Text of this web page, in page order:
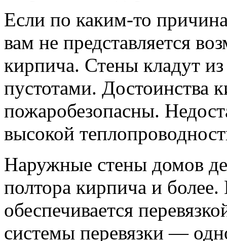
Если по каким-то
вам не представляется
кирпича. Стены кладут
пустотами. Достоинства
пожаробезопасны.
высокой
Наружные стены домов
полтора кирпича и
обеспечивается
системы перевязки —